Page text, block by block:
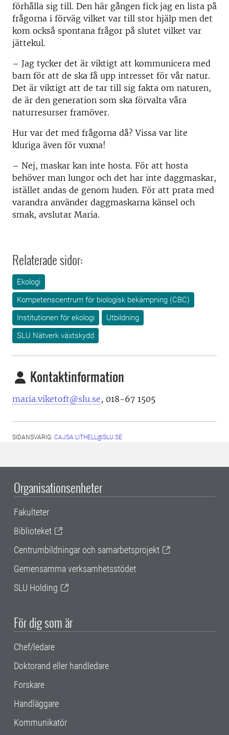
förhålla sig till. Den här gången fick jag en lista på
frågorna i förväg vilket var till stor hjälp men det
kom också spontana frågor på slutet vilket var
jättekul.
– Jag tycker det är viktigt att kommunicera med
barn för att de ska få upp intresset för vår natur.
Det är viktigt att de tar till sig fakta om naturen,
de är den generation som ska förvalta våra
naturresurser framöver.
Hur var det med frågorna då? Vissa var lite
kluriga även för vuxna!
– Nej, maskar kan inte hosta. För att hosta
behöver man lungor och det har inte daggmaskar,
istället andas de genom huden. För att prata med
varandra använder daggmaskarna känsel och
smak, avslutar Maria.
Relaterade sidor:
Ekologi
Kompetenscentrum för biologisk bekämpning (CBC)
Institutionen för ekologi
Utbildning
SLU Nätverk växtskydd
Kontaktinformation
maria.viketoft@slu.se, 018-67 1505
SIDANSVARIG: CAJSA.LITHELL@SLU.SE
Organisationsenheter
Fakulteter
Biblioteket
Centrumbildningar och samarbetsprojekt
Gemensamma verksamhetsstödet
SLU Holding
För dig som är
Chef/ledare
Doktorand eller handledare
Forskare
Handläggare
Kommunikatör